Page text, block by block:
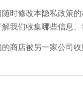
时修改本隐私政策
解我们收集哪些信息
商店被另一家公司